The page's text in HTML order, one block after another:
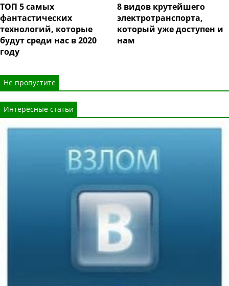
ТОП 5 самых
фантастических
технологий, которые
будут среди нас в 2020
году
8 видов крутейшего
электротранспорта,
который уже доступен и
нам
Не пропустите
Интересные статьи